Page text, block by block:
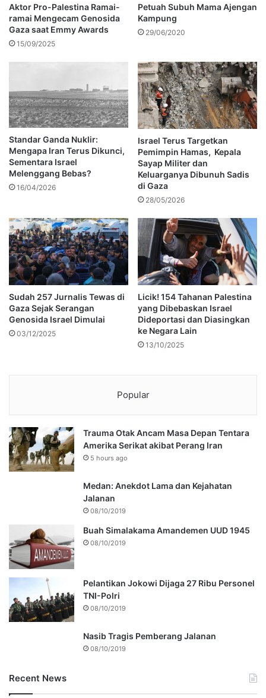
Aktor Pro-Palestina Ramai-
ramai Mengecam Genosida
Gaza saat Emmy Awards
15/09/2025
Petuah Subuh Mama Ajengan
Kampung
29/06/2020
Standar Ganda Nuklir:
Mengapa Iran Terus Dikunci,
Sementara Israel
Melenggang Bebas?
16/04/2026
Israel Terus Targetkan
Pemimpin Hamas, Kepala
Sayap Militer dan
Keluarganya Dibunuh Sadis
di Gaza
28/05/2026
Sudah 257 Jurnalis Tewas di
Gaza Sejak Serangan
Genosida Israel Dimulai
03/12/2025
Licik! 154 Tahanan Palestina
yang Dibebaskan Israel
Dideportasi dan Diasingkan
ke Negara Lain
13/10/2025
Popular
Trauma Otak Ancam Masa Depan Tentara
Amerika Serikat akibat Perang Iran
5 hours ago
Medan: Anekdot Lama dan Kejahatan
Jalanan
08/10/2019
Buah Simalakama Amandemen UUD 1945
08/10/2019
Pelantikan Jokowi Dijaga 27 Ribu Personel
TNI-Polri
08/10/2019
Nasib Tragis Pemberang Jalanan
08/10/2019
Recent News